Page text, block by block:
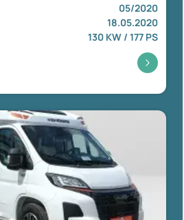
05/2020
18.05.2020
130 KW / 177 PS